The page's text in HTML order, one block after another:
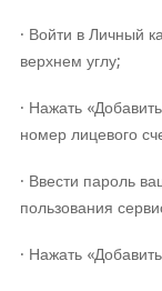
· Войти в Личный
верхнем углу;
· Нажать
номер лицевого
· Ввести пароль
пользования
· Нажать